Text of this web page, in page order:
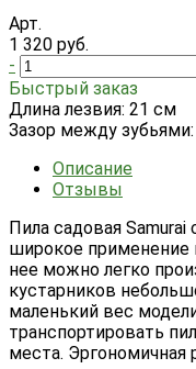
Арт.
1 320 руб.
-
Быстрый заказ
Длина лезвия: 21 см
Зазор между
Описание
Отзывы
Пила садовая Samurai
широкое применение
нее можно легко
кустарников
маленький вес
транспортировать
места. Эргономичная